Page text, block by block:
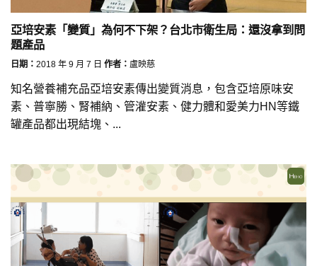
亞培安素「變質」為何不下架？台北市衛生局：還沒拿到問
題產品
日期： 2018 年 9 月 7 日 作者： 盧映慈
知名營養補充品亞培安素傳出變質消息，包含亞培原味安
素、普寧勝、腎補納、管灌安素、健力體和愛美力HN等鐵
罐產品都出現結塊、...